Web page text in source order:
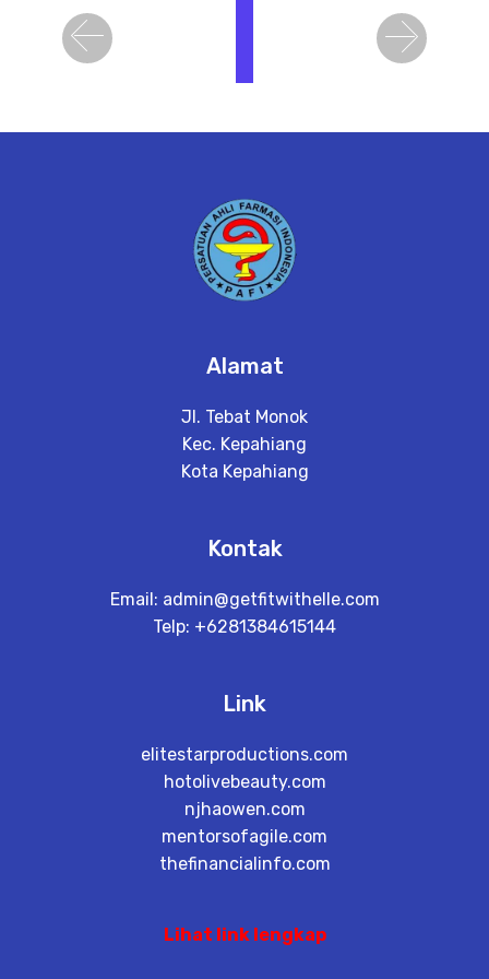
Previous Next
Alamat
Jl. Tebat Monok
Kec. Kepahiang
Kota Kepahiang
Kontak
Email: admin@getfitwithelle.com
Telp: +6281384615144
Link
elitestarproductions.com
hotolivebeauty.com
njhaowen.com
mentorsofagile.com
thefinancialinfo.com
Lihat link lengkap